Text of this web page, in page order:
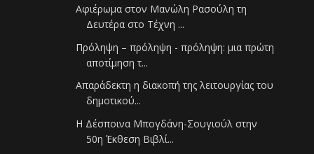
Αφιέρωμα στον Μανώλη Ρασούλη τη
Δευτέρα στο Τέχνη ...
Πρόληψη – πρόληψη - πρόληψη: μια πρώτη
αποτίμηση τ...
Απαράδεκτη η διακοπή της λειτουργίας του
δημοτικού...
Η Δέσποινα Μπογδάνη-Σουγιούλ στην
50η Έκθεση Βιβλί...